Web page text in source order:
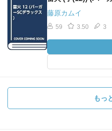
藤原カムイ
59 3.50 3
もっ